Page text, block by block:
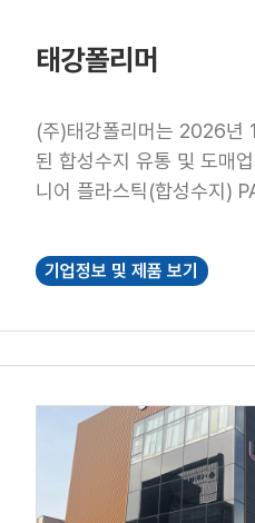
태강폴리머
(주)태강폴리머는 2026년
된 합성수지 유통 및 도매
니어 플라스틱(합성수지)
플라스틱과 슈퍼 엔지니어
유통하고 있습니다.
기업정보 및 제품 보기